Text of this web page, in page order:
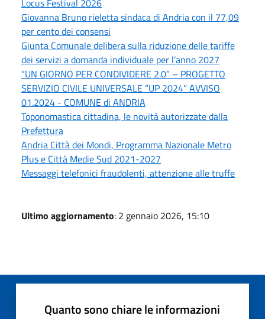
Locus Festival 2026
Giovanna Bruno rieletta sindaca di Andria con il 77,09
per cento dei consensi
Giunta Comunale delibera sulla riduzione delle tariffe
dei servizi a domanda individuale per l’anno 2027
“UN GIORNO PER CONDIVIDERE 2.0” – PROGETTO
SERVIZIO CIVILE UNIVERSALE “UP 2024” AVVISO
01.2024 - COMUNE di ANDRIA
Toponomastica cittadina, le novità autorizzate dalla
Prefettura
Andria Città dei Mondi, Programma Nazionale Metro
Plus e Città Medie Sud 2021-2027
Messaggi telefonici fraudolenti, attenzione alle truffe
Ultimo aggiornamento: 2 gennaio 2026, 15:10
Quanto sono chiare le informazioni